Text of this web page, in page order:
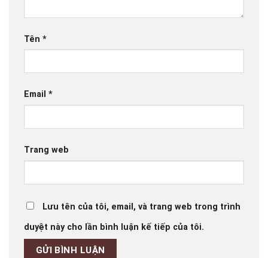
Tên *
Email *
Trang web
Lưu tên của tôi, email, và trang web trong trình
duyệt này cho lần bình luận kế tiếp của tôi.